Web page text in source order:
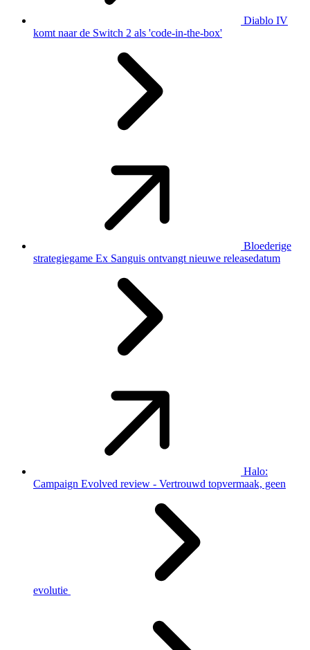
Diablo IV
komt naar de Switch 2 als 'code-in-the-box'
Bloederige
strategiegame Ex Sanguis ontvangt nieuwe releasedatum
Halo:
Campaign Evolved review - Vertrouwd topvermaak, geen
evolutie